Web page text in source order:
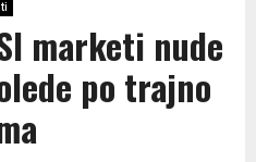
marketi nude
po trajno